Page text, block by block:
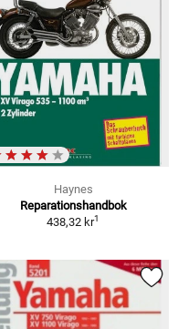
Haynes
Reparationshandbok
438,32 kr1